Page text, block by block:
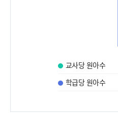
교사당 원아수
학급당 원아수